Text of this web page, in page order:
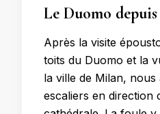
Le Duomo
Après la visite
toits du Duomo et la
la ville de Milan,
escaliers en direction